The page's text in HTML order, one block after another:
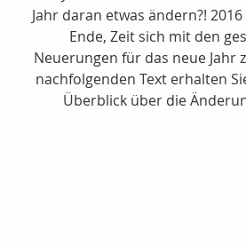
Jahr daran etwas ändern?!
Ende, Zeit sich mit den
Neuerungen für das neue Jahr
nachfolgenden Text erhalten
Überblick über die